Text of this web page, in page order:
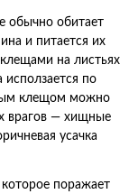
обычно обитает
и питается их
на листьях
исползается по
клещом можно
врагов — хищные
усачка
которое поражает